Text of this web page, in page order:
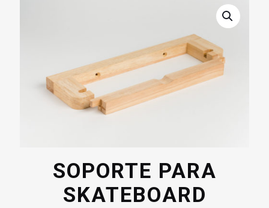
SOPORTE PARA
SKATEBOARD